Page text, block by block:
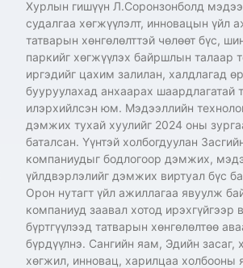
Хурлын гишүүн Л.Соронзонболд
судалгаа хөгжүүлэлт, инновацын үйл
татварын хөнгөлөлттэй чөлөөт бүс,
паркийг хөгжүүлэх байршлын талаар
иргэдийг цахим залилан, халдлагад
бууруулахад анхаарах шаардлагатай
илэрхийлсэн юм. Мэдээллийн
дэмжих тухай хуулийг 2024 оны
баталсан. Үүнтэй холбогдуулан
компаниудыг бодлогоор дэмжих,
үйлдвэрлэлийг дэмжих виртуал бүс
Орон нутагт үйл ажиллагаа явуулж
компаниуд заавал хотод ирэхгүйгээр
бүртгүүлээд татварын хөнгөлөлтөө
бүрдүүлнэ. Сангийн яам, Эдийн
хөгжил, инновац, харилцаа холбооны